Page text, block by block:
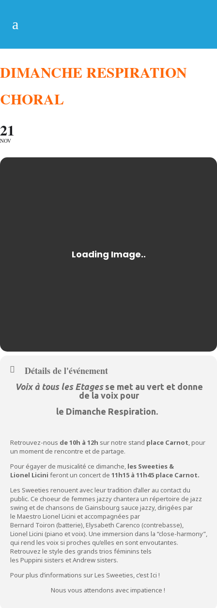
DIMANCHE RESPIRATION
CHORAL
21
NOV
Détails de l'événement
Voix à tous les Etagesse met au vert et donne
de la voix pour
le Dimanche Respiration.
Retrouvez-nous de 10h à 12h sur notre stand place Carnot, pour
un moment de rencontre et de partage.
Pour égayer de musicalité ce dimanche, les Sweeties &
Lionel Licini feront un concert de 11h15 à 11h45 place Carnot.
Les Sweeties renouent avec leur tradition d’aller au contact du
public. Ce choeur de femmes jazzy chantera un répertoire de jazz
swing et de chansons de Gainsbourg sauce jazzy, dirigées par
le Maestro Lionel Licini et accompagnées par
Bernard Toiron (batterie), Elysabeth Carenco (contrebasse),
Lionel Licini (piano et voix). Une immersion dans la “close-harmony”,
qui rend les voix si proches qu’elles en sont envoutantes.
Retrouvez le style des grands trios féminins tels
les Puppini sisters et Andrew sisters.
Pour plus d’informations surLes Sweeties, c’estIci !
Nous vous attendons avec impatience !